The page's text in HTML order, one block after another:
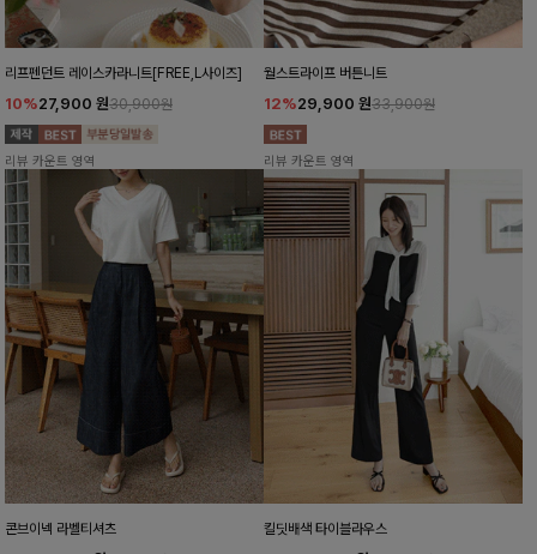
리프펜던트 레이스카라니트[FREE,L사이즈]
10%27,900 원30,900원
리뷰 카운트 영역
월스트라이프 버튼니트
12%29,900 원33,900원
리뷰 카운트 영역
콘브이넥 라벨티셔츠 킬딧배색 타이블라우스